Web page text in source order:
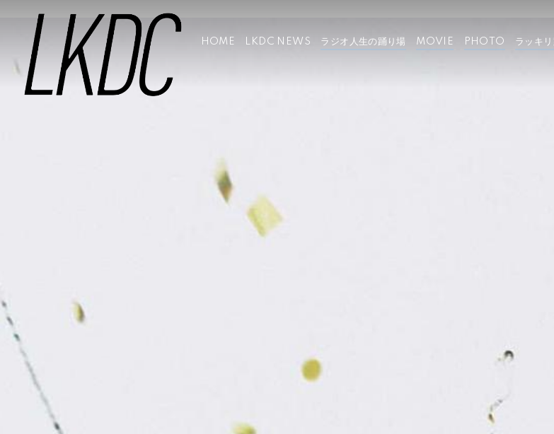
HOME LKDC NEWS ラジオ人生の踊り場 MOVIE PHOTO ラッキ